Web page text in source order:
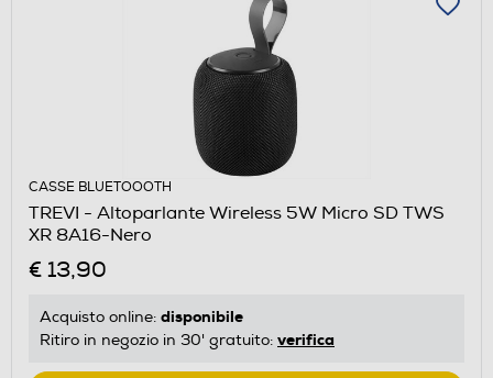
CASSE BLUETOOOTH
TREVI - Altoparlante Wireless 5W Micro SD TWS
XR 8A16-Nero
€ 13,90
Acquisto online: disponibile
Ritiro in negozio in 30' gratuito: verifica